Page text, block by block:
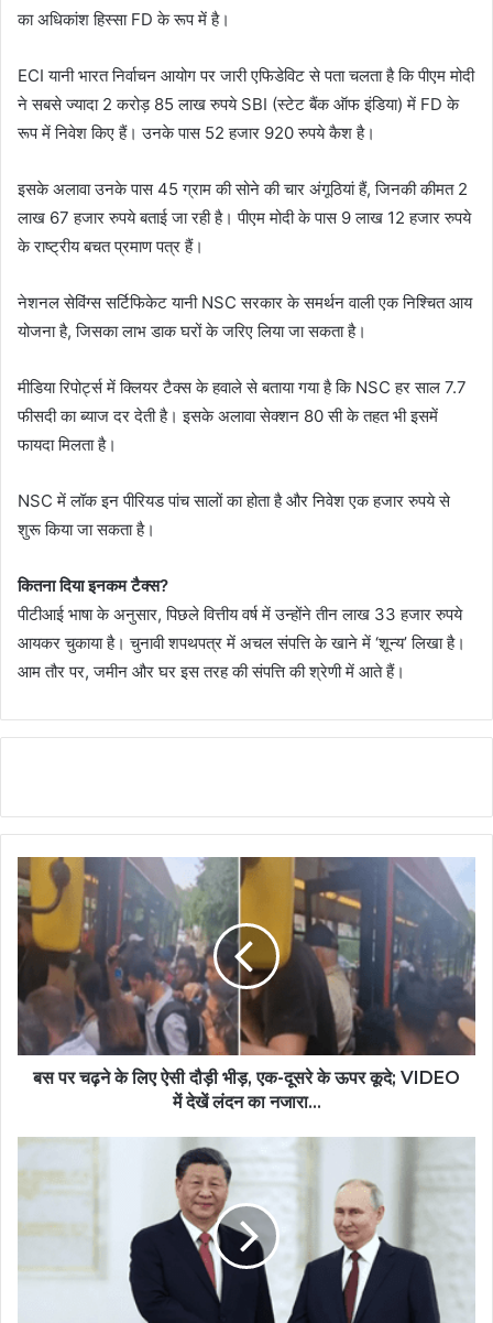
का अधिकांश हिस्सा FD के रूप में है।
ECI यानी भारत निर्वाचन आयोग पर जारी एफिडेविट से पता चलता है कि पीएम मोदी
ने सबसे ज्यादा 2 करोड़ 85 लाख रुपये SBI (स्टेट बैंक ऑफ इंडिया) में FD के
रूप में निवेश किए हैं। उनके पास 52 हजार 920 रुपये कैश है।
इसके अलावा उनके पास 45 ग्राम की सोने की चार अंगूठियां हैं, जिनकी कीमत 2
लाख 67 हजार रुपये बताई जा रही है। पीएम मोदी के पास 9 लाख 12 हजार रुपये
के राष्ट्रीय बचत प्रमाण पत्र हैं।
नेशनल सेविंग्स सर्टिफिकेट यानी NSC सरकार के समर्थन वाली एक निश्चित आय
योजना है, जिसका लाभ डाक घरों के जरिए लिया जा सकता है।
मीडिया रिपोर्ट्स में क्लियर टैक्स के हवाले से बताया गया है कि NSC हर साल 7.7
फीसदी का ब्याज दर देती है। इसके अलावा सेक्शन 80 सी के तहत भी इसमें
फायदा मिलता है।
NSC में लॉक इन पीरियड पांच सालों का होता है और निवेश एक हजार रुपये से
शुरू किया जा सकता है।
कितना दिया इनकम टैक्स?
पीटीआई भाषा के अनुसार, पिछले वित्तीय वर्ष में उन्होंने तीन लाख 33 हजार रुपये
आयकर चुकाया है। चुनावी शपथपत्र में अचल संपत्ति के खाने में ‘शून्य’ लिखा है।
आम तौर पर, जमीन और घर इस तरह की संपत्ति की श्रेणी में आते हैं।
बस पर चढ़ने के लिए ऐसी दौड़ी भीड़, एक-दूसरे के ऊपर कूदे; VIDEO
में देखें लंदन का नजारा...